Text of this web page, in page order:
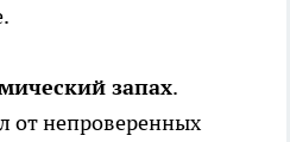
запах.
от непроверенных